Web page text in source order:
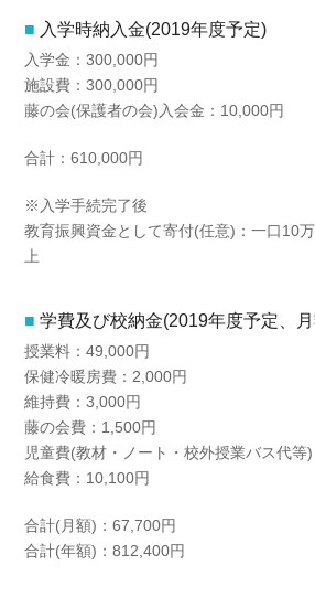
入学時納入金(2019年度予定)
入学金：300,000円
施設費：300,000円
藤の会(保護者の会)入会金：10,000円
合計：610,000円
※入学手続完了後
教育振興資金として寄付(任意)：一口10
上
学費及び校納金(2019年度予定、
授業料：49,000円
保健冷暖房費：2,000円
維持費：3,000円
藤の会費：1,500円
児童費(教材・ノート・校外授業バス代等
給食費：10,100円
合計(月額)：67,700円
合計(年額)：812,400円